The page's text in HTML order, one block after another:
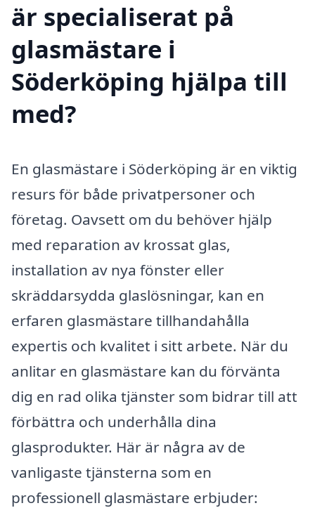
är specialiserat på
glasmästare i
Söderköping hjälpa till
med?
En glasmästare i Söderköping är en viktig
resurs för både privatpersoner och
företag. Oavsett om du behöver hjälp
med reparation av krossat glas,
installation av nya fönster eller
skräddarsydda glaslösningar, kan en
erfaren glasmästare tillhandahålla
expertis och kvalitet i sitt arbete. När du
anlitar en glasmästare kan du förvänta
dig en rad olika tjänster som bidrar till att
förbättra och underhålla dina
glasprodukter. Här är några av de
vanligaste tjänsterna som en
professionell glasmästare erbjuder: